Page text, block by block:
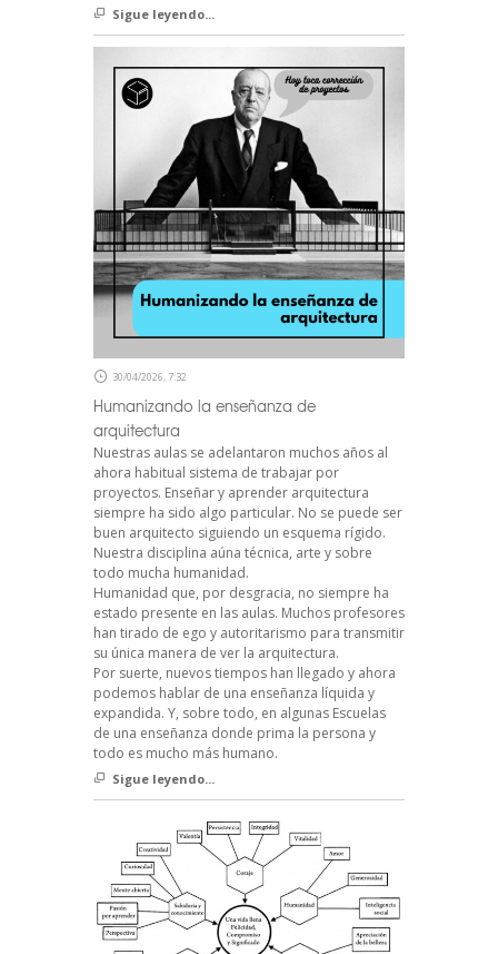
Sigue leyendo...
30/04/2026, 7:32
Humanizando la enseñanza de
arquitectura
Nuestras aulas se adelantaron muchos años al
ahora habitual sistema de trabajar por
proyectos. Enseñar y aprender arquitectura
siempre ha sido algo particular. No se puede ser
buen arquitecto siguiendo un esquema rígido.
Nuestra disciplina aúna técnica, arte y sobre
todo mucha humanidad.
Humanidad que, por desgracia, no siempre ha
estado presente en las aulas. Muchos profesores
han tirado de ego y autoritarismo para transmitir
su única manera de ver la arquitectura.
Por suerte, nuevos tiempos han llegado y ahora
podemos hablar de una enseñanza líquida y
expandida. Y, sobre todo, en algunas Escuelas
de una enseñanza donde prima la persona y
todo es mucho más humano.
Sigue leyendo...